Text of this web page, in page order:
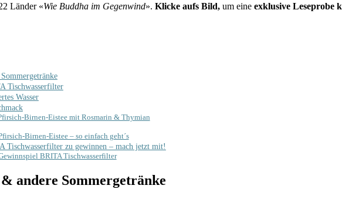
Länder «Wie Buddha im Gegenwind». Klicke aufs Bild, um eine exklusive Leseprobe
Tischwasserfilter
Wasser
Birnen-Eistee mit Rosmarin & Thymian
Birnen-Eistee – so einfach geht´s
Tischwasserfilter zu gewinnen – mach jetzt mit!
BRITA Tischwasserfilter
andere Sommergetränke